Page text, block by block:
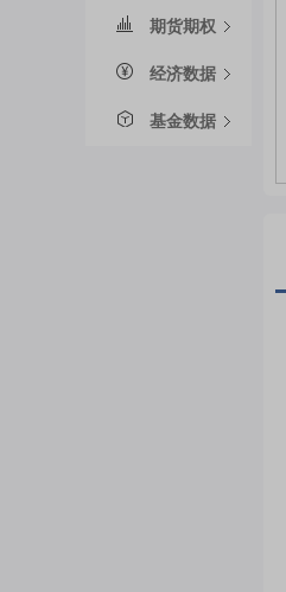
期货期权
经济数据
基金数据